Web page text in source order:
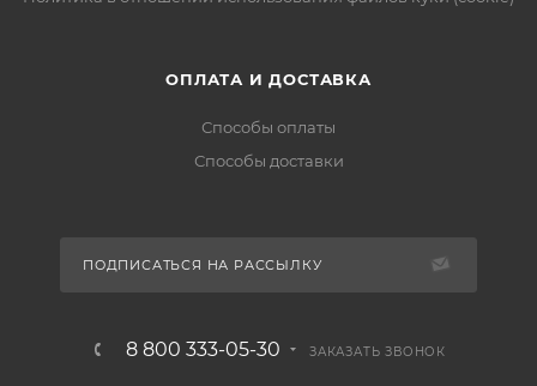
ОПЛАТА И ДОСТАВКА
Способы оплаты
Способы доставки
ПОДПИСАТЬСЯ НА РАССЫЛКУ
8 800 333-05-30 ЗАКАЗАТЬ ЗВОНОК